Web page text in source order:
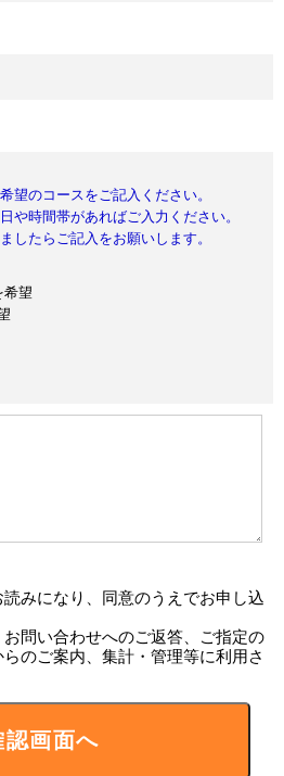
望のコースをご記入ください。
や時間帯があればご入力ください。
したらご記入をお願いします。
希望
読みになり、同意のうえでお申し込
問い合わせへのご返答、ご指定の
のご案内、集計・管理等に利用さ